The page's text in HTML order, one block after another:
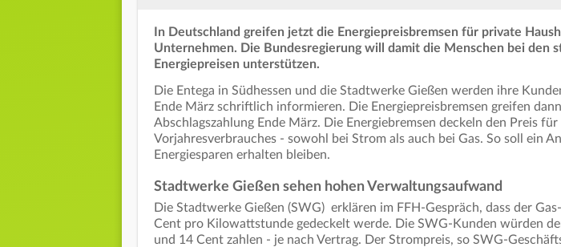
In Deutschland greifen jetzt die Energiepreisbremsen für private
Unternehmen. Die Bundesregierung will damit die Menschen bei den
Energiepreisen unterstützen.
Die Entega in Südhessen und die Stadtwerke Gießen werden ihre
Ende März schriftlich informieren. Die Energiepreisbremsen greifen
Abschlagszahlung Ende März. Die Energiebremsen deckeln den Preis
Vorjahresverbrauches - sowohl bei Strom als auch bei Gas. So soll ein
Energiesparen erhalten bleiben.
Stadtwerke Gießen sehen hohen Verwaltungsaufwand
Die Stadtwerke Gießen (SWG) erklären im FFH-Gespräch, dass der
Cent pro Kilowattstunde gedeckelt werde. Die SWG-Kunden würden
und 14 Cent zahlen - je nach Vertrag. Der Strompreis, so SWG-